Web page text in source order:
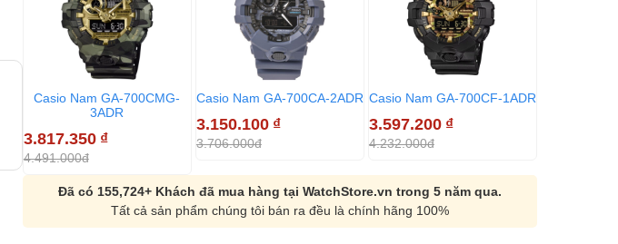
Casio Nam GA-700CMG-
3ADR
3.817.350 ₫
4.491.000đ
Casio Nam GA-700CA-2ADR
3.150.100 ₫
3.706.000đ
Casio Nam GA-700CF-1ADR
3.597.200 ₫
4.232.000đ
Đã có 155,724+ Khách đã mua hàng tại WatchStore.vn trong 5 năm qua.
Tất cả sản phẩm chúng tôi bán ra đều là chính hãng 100%